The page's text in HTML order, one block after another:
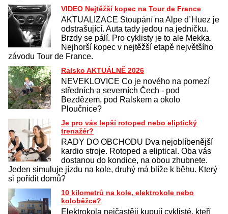
VIDEO Nejtěžší kopec na Tour de France
AKTUALIZACE Stoupání na Alpe d´Huez je
odstrašující. Auta tady jedou na jedničku.
Brzdy se pálí. Pro cyklisty je to ale Mekka.
Nejhorší kopec v nejtěžší etapě největšího
závodu Tour de France.
Ralsko AKTUÁLNĚ 2026
NEVEKLOVICE Co je nového na pomezí
středních a severních Čech - pod
Bezdězem, pod Ralskem a okolo
Ploučnice?
Je pro vás lepší rotoped nebo eliptický
trenažér?
RADY DO OBCHODU Dva nejoblíbenější
kardio stroje. Rotoped a eliptical. Oba vás
dostanou do kondice, na obou zhubnete.
Jeden simuluje jízdu na kole, druhý má blíže k běhu. Který
si pořídit domů?
10 kilometrů na kole, elektrokole nebo
koloběžce?
Elektrokola nejčastěji kupují cyklisté, kteří